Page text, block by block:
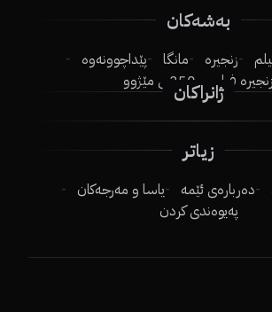
بەشەکان
زنجیرە مانگا
پێداچوونەوە
زنجیرە فیلم
250ـی مێژوو
ژانراکان
زیاتر
دەربارەی ئێمە
یاسا و مەرجەکان
پەیوەندی کردن